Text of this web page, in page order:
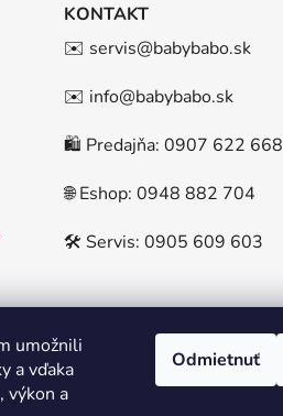
umožnili
a vďaka
výkon a
Odmietnuť
KONTAKT
✉️ servis@babybabo.sk
✉️ info@babybabo.sk
🛍️ Predajňa: 0907 622 668
🌐 Eshop: 0948 882 704
🛠️ Servis: 0905 609 603